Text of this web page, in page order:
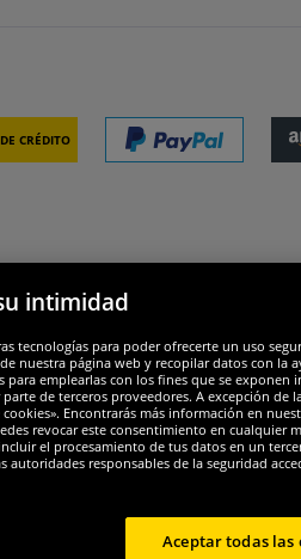
crédito
intimidad
tecnologías para poder ofrecerte un uso
nuestra página web y recopilar datos con la
para emplearlas con los fines que se
de terceros proveedores. A excepción
Encontrarás más información en
revocar este consentimiento en
el procesamiento de tus datos en un
autoridades responsables de la seguridad
Aceptar todas las